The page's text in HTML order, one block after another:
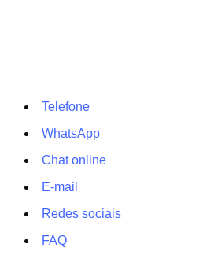
Telefone
WhatsApp
Chat online
E-mail
Redes sociais
FAQ